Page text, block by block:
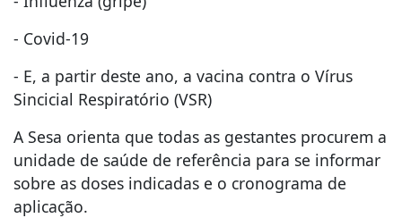
- Covid-19
- E, a partir deste ano, a vacina contra o Vírus
Sincicial Respiratório (VSR)
A Sesa orienta que todas as gestantes procurem a
unidade de saúde de referência para se informar
sobre as doses indicadas e o cronograma de
aplicação.